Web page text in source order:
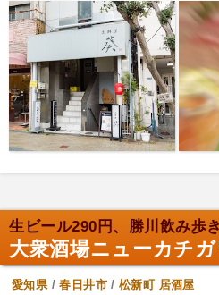
生ビール290円、勝川飲み歩
大衆酒場ニューカチガ
愛知県/春日井市/松新町 居酒屋